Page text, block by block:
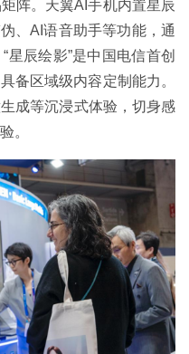
阵。天翼AI手机内置星辰
、AI语音助手等功能，通
辰绘影”是中国电信首创
备区域级内容定制能力。
成等沉浸式体验，切身感
。